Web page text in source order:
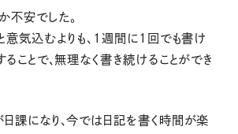
不安でした。
と意気込むよりも、1週間に1回でも書け
ることで、無理なく書き続けることができ
日課になり、今では日記を書く時間が楽